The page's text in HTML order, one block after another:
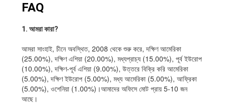
FAQ
1. আমরা কারা?
আমরা সাংহাই, চীনে অবস্থিত, 2008 থেকে শুরু করে, দক্ষিণ আমেরিকা
(25.00%), দক্ষিণ এশিয়া (20.00%), মধ্যপ্রাচ্য (15.00%), পূর্ব ইউরোপ
(10.00%), দক্ষিণ-পূর্ব এশিয়া (9.00%), উত্তরে বিক্রি করি আমেরিকা
(5.00%), দক্ষিণ ইউরোপ (5.00%), মধ্য আমেরিকা (5.00%), আফ্রিকা
(5.00%), ওশেনিয়া (1.00%)।আমাদের অফিসে মোট প্রায় 5-10 জন
আছে।